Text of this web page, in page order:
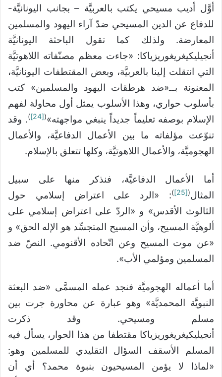
أوَّل أديب مسيحي يكتب بالعربيَّة – بجانب اليونانيَّة-
للدفاع عن الدين المسيحي ضدّ آراء اليهود والمسلمين
المعارضة. ولذلك كما تقول الباحثة اليونانيَّة
أنجيليكيغريغوريزياكا: «جاءت معظم مصنّفاته اللاهوتيَّة
التي انتقلت إلينا بالعربيَّة، وبعض المقتطفات اليونانيَّة،
المعنونة بــ«ضد هرطقات اليهود والمسلمين» كتب
بأسلوب حواري، وهذا الأسلوب يمثل أول محاولة لفهم
الإسلام بوصفه تعليماً جديداً ينبغي مواجهته»(
[24]
). وقد
تنوّعت مؤلفاته ما بين الأعمال الدفاعيَّة، والأعمال
الهجوميَّة، والأعمال اللاهوتيَّة، وكلها تتعلق بالإسلام.
أما الأعمال الدفاعيَّة، فنذكر منها على سبيل
المثال(
[25]
): «الرد على اعتراض إسلامي حول
الثالوث الأقدس» و «الردّ على اعتراض إسلامي على
ألوهيَّة المسيح، وأن المسيح المتجسِّد هو الإله الحق» و
«عن موت المسيح وعن اتّحاده الأقنومي. النصّ ضد
المسلمين ومؤلمي الأب».
أما أعماله الهجوميَّة فنجد عمله المسمَّى «ضد البعثة
النبويَّة المحمديَّة» وهو عبارة عن محاورة جرت بين
مسلم ومسيحي. وقد ذكرت
أنجيليكيغريغوريزياكا مقتطفا من هذا الحوار، يسأل فيه
المسلم الأسقف السؤال التقليدي للمسلمين وهو:
«لماذا لا يؤمن المسيحيون بنبوة محمد؟ أي أن